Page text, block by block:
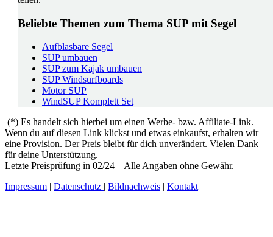
Beliebte Themen zum Thema SUP mit Segel
Aufblasbare Segel
SUP umbauen
SUP zum Kajak umbauen
SUP Windsurfboards
Motor SUP
WindSUP Komplett Set
(*) Es handelt sich hierbei um einen Werbe- bzw. Affiliate-Link.
Wenn du auf diesen Link klickst und etwas einkaufst, erhalten wir
eine Provision. Der Preis bleibt für dich unverändert. Vielen Dank
für deine Unterstützung.
Letzte Preisprüfung in 02/24 – Alle Angaben ohne Gewähr.
Impressum | Datenschutz | Bildnachweis | Kontakt